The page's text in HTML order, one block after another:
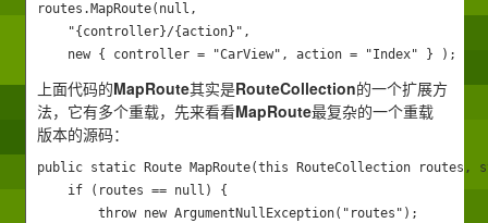
routes.MapRoute(null,
    "{controller}/{action}",
    new { controller = "CarView", action = "Index" } );
上面代码的MapRoute其实是RouteCollection的一个扩展方
法，它有多个重载，先来看看MapRoute最复杂的一个重载
版本的源码：
public static Route MapRoute(this RouteCollection
    if (routes == null) {
        throw new ArgumentNullException("routes");